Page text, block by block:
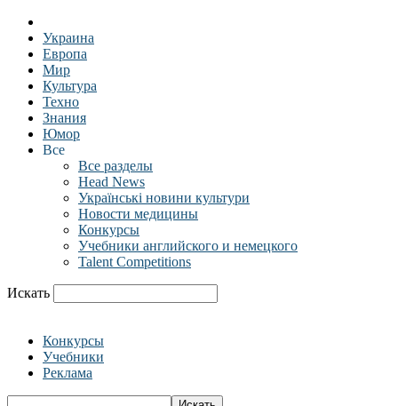
Украина
Европа
Мир
Культура
Техно
Знания
Юмор
Все
Все разделы
Head News
Українські новини культури
Новости медицины
Конкурсы
Учебники английского и немецкого
Talent Competitions
Искать
Конкурсы
Учебники
Реклама